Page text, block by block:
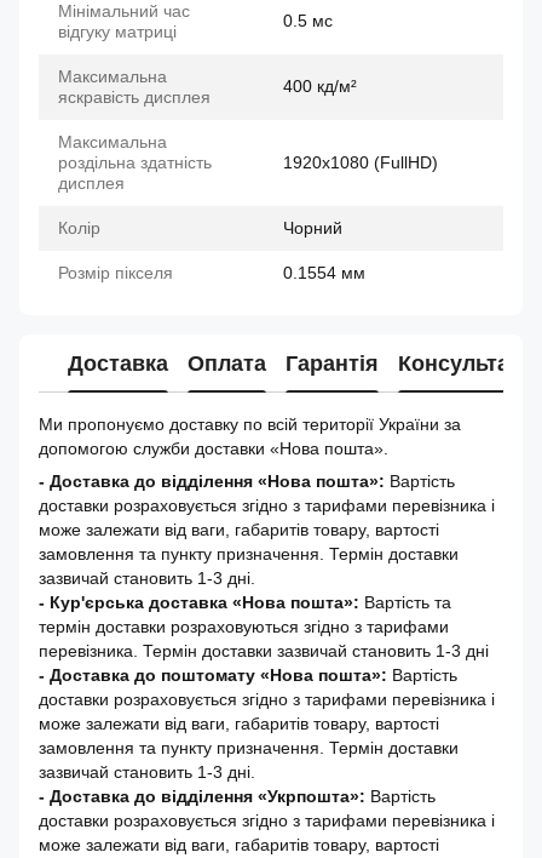
Мінімальний час
відгуку матриці
0.5 мс
Максимальна
яскравість дисплея
400 кд/м²
Максимальна
роздільна здатність
дисплея
1920x1080 (FullHD)
Колір Чорний
Розмір пікселя 0.1554 мм
Доставка Оплата Гарантія Консультація
Ми пропонуємо доставку по всій території України за
допомогою служби доставки «Нова пошта».
- Доставка до відділення «Нова пошта»: Вартість
доставки розраховується згідно з тарифами перевізника і
може залежати від ваги, габаритів товару, вартості
замовлення та пункту призначення. Термін доставки
зазвичай становить 1-3 дні.
- Кур'єрська доставка «Нова пошта»: Вартість та
термін доставки розраховуються згідно з тарифами
перевізника. Термін доставки зазвичай становить 1-3 дні
- Доставка до поштомату «Нова пошта»: Вартість
доставки розраховується згідно з тарифами перевізника і
може залежати від ваги, габаритів товару, вартості
замовлення та пункту призначення. Термін доставки
зазвичай становить 1-3 дні.
- Доставка до відділення «Укрпошта»: Вартість
доставки розраховується згідно з тарифами перевізника і
може залежати від ваги, габаритів товару, вартості